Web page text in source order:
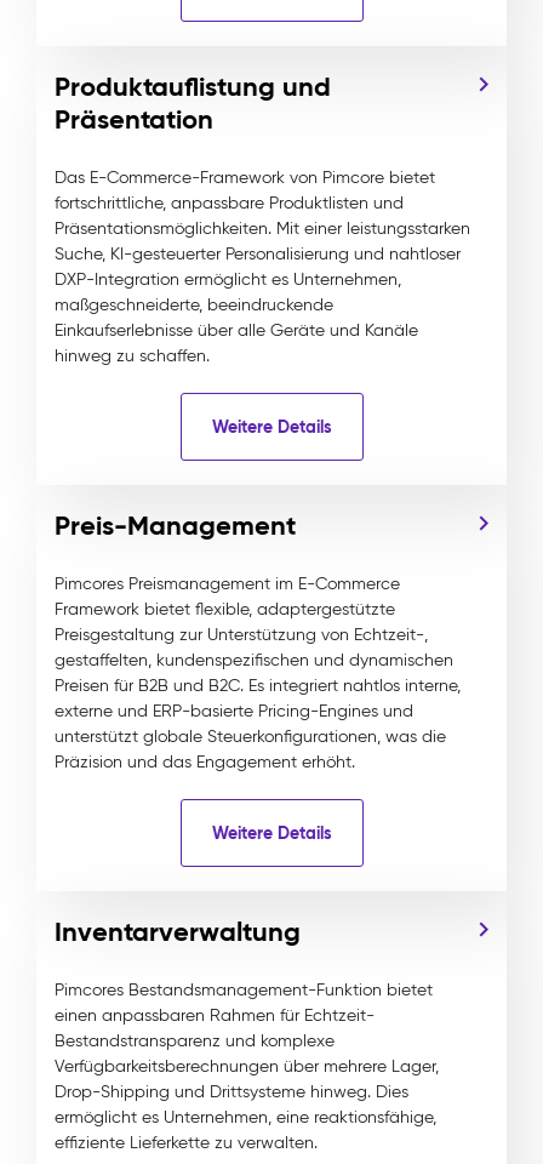
Produktauflistung und
Präsentation
Das E-Commerce-Framework von Pimcore bietet
fortschrittliche, anpassbare Produktlisten und
Präsentationsmöglichkeiten. Mit einer leistungsstarken
Suche, KI-gesteuerter Personalisierung und nahtloser
DXP-Integration ermöglicht es Unternehmen,
maßgeschneiderte, beeindruckende
Einkaufserlebnisse über alle Geräte und Kanäle
hinweg zu schaffen.
Weitere Details
Preis-Management
Pimcores Preismanagement im E-Commerce
Framework bietet flexible, adaptergestützte
Preisgestaltung zur Unterstützung von Echtzeit-,
gestaffelten, kundenspezifischen und dynamischen
Preisen für B2B und B2C. Es integriert nahtlos interne,
externe und ERP-basierte Pricing-Engines und
unterstützt globale Steuerkonfigurationen, was die
Präzision und das Engagement erhöht.
Weitere Details
Inventarverwaltung
Pimcores Bestandsmanagement-Funktion bietet
einen anpassbaren Rahmen für Echtzeit-
Bestandstransparenz und komplexe
Verfügbarkeitsberechnungen über mehrere Lager,
Drop-Shipping und Drittsysteme hinweg. Dies
ermöglicht es Unternehmen, eine reaktionsfähige,
effiziente Lieferkette zu verwalten.